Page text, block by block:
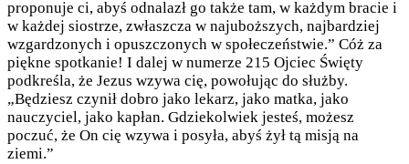
proponuje ci, abyś odnalazł go także tam, w każdym bracie i
w każdej siostrze, zwłaszcza w najuboższych, najbardziej
wzgardzonych i opuszczonych w społeczeństwie.” Cóż za
piękne spotkanie! I dalej w numerze 215 Ojciec Święty
podkreśla, że Jezus wzywa cię, powołując do służby.
„Będziesz czynił dobro jako lekarz, jako matka, jako
nauczyciel, jako kapłan. Gdziekolwiek jesteś, możesz
poczuć, że On cię wzywa i posyła, abyś żył tą misją na
ziemi.”